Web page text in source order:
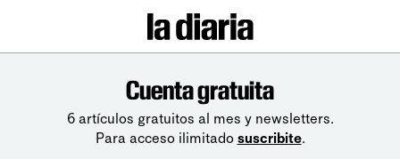
Cuenta gratuita
6 artículos gratuitos al mes y newsletters.
Para acceso ilimitado suscribite.